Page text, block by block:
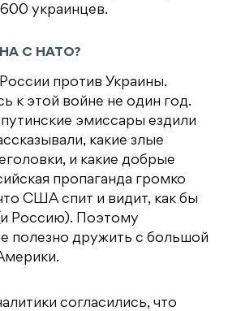
украинцев.
С НАТО?
против Украины.
к этой войне не один год.
эмиссары ездили
какие злые
и какие добрые
пропаганда громко
США спит и видит, как бы
Россию). Поэтому
полезно дружить с большой
согласились, что